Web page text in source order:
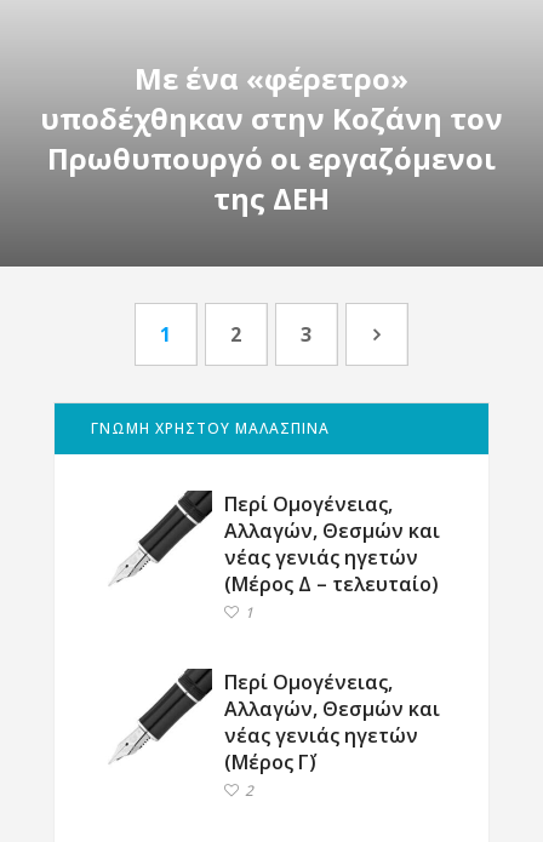
Με ένα «φέρετρο»
υποδέχθηκαν στην Κοζάνη τον
Πρωθυπουργό οι εργαζόμενοι
της ΔΕΗ
1 2 3
ΓΝΩΜΗ ΧΡΗΣΤΟΥ ΜΑΛΑΣΠΙΝΑ
Περί Ομογένειας,
Αλλαγών, Θεσμών και
νέας γενιάς ηγετών
(Μέρος Δ – τελευταίο)
1
Περί Ομογένειας,
Αλλαγών, Θεσμών και
νέας γενιάς ηγετών
(Μέρος Γ΄)
2